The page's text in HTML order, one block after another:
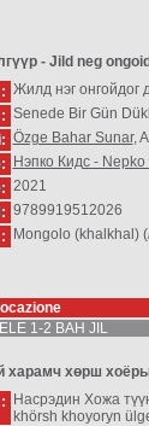
- Jild neg
Жилд нэг онгойдог
Senede Bir Gün
Özge Bahar Sunar,
Нэпко Кидс - Nepko
2021
9789919512026
Mongolo (khalkhal) (
1-2 BAH JIL
харамч хөрш
Насрэдин Хожа
khörsh khoyoryn